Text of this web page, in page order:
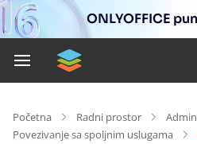
ONLYOFFICE
Početna Radni prostor
Povezivanje sa spoljnim uslugama